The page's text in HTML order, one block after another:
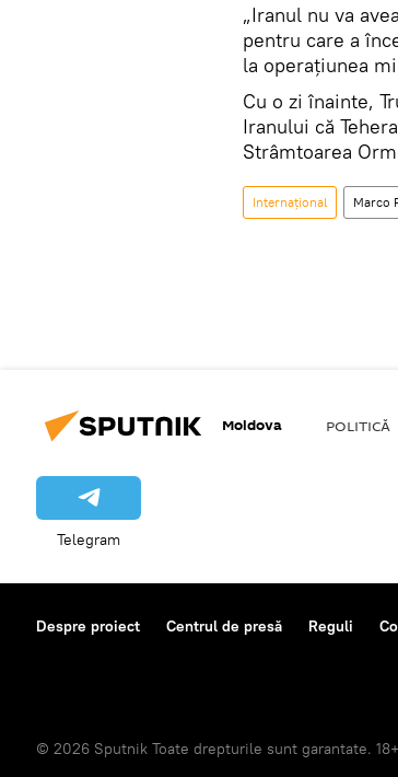
„Iranul nu va
pentru care a
la operațiunea
Cu o zi înainte,
Iranului că
Strâmtoarea
Internațional Marco
Moldova POLITICĂ
Telegram
Despre proiect Centrul de presă Reguli
© 2026 Sputnik Toate drepturile sunt garantate. 18+